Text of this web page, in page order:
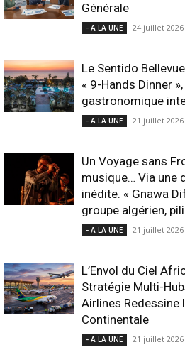
Générale
- A LA UNE 24 juillet 2026
Le Sentido
« 9-Hands Dinner
gastronomique
- A LA UNE 21 juillet 2026
Un Voyage sans
musique… Via une
inédite. « Gnawa
groupe algérien,
- A LA UNE 21 juillet 2026
L’Envol du Ciel
Stratégie Multi-
Airlines Redessine
Continentale
- A LA UNE 21 juillet 2026